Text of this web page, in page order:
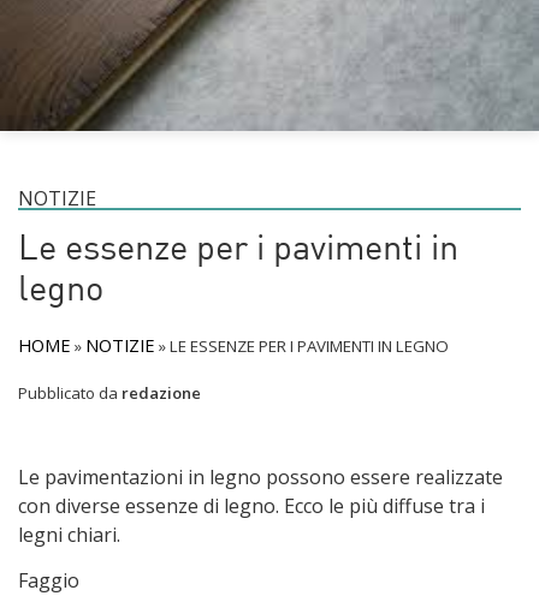
NOTIZIE
Le essenze per i pavimenti in
legno
HOME » NOTIZIE »LE ESSENZE PER I PAVIMENTI IN LEGNO
Pubblicato da redazione
Le pavimentazioni in legno possono essere realizzate
con diverse essenze di legno. Ecco le più diffuse tra i
legni chiari.
Faggio